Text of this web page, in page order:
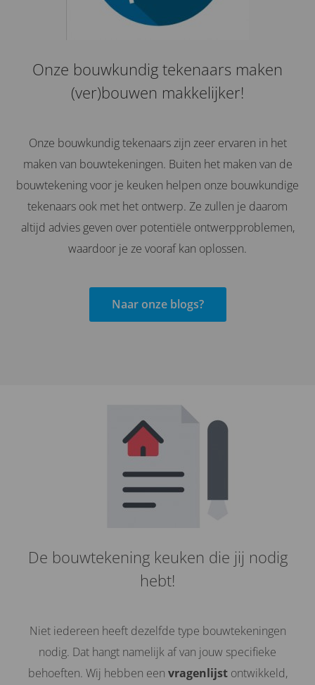
Onze bouwkundig tekenaars maken
(ver)bouwen makkelijker!
Onze bouwkundig tekenaars zijn zeer ervaren in het
maken van bouwtekeningen. Buiten het maken van de
bouwtekening voor je keuken helpen onze bouwkundige
tekenaars ook met het ontwerp. Ze zullen je daarom
altijd advies geven over potentiële ontwerpproblemen,
waardoor je ze vooraf kan oplossen.
Naar onze blogs?
De bouwtekening keuken die jij nodig
hebt!
Niet iedereen heeft dezelfde type bouwtekeningen
nodig. Dat hangt namelijk af van jouw specifieke
behoeften. Wij hebben een vragenlijstontwikkeld,